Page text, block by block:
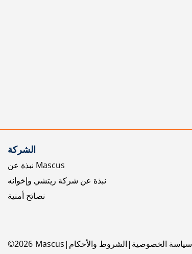
الشركة
نبذة عن Mascus
نبذة عن شركة ريتشي وإخوانه
نصائح أمنية
©2026 Mascus الشروط والأحكام سياسة الخصوصية